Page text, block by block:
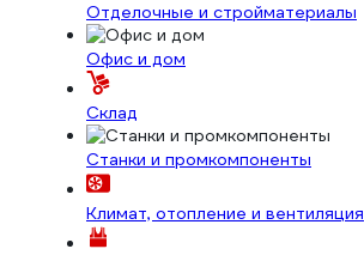
Отделочные и стройматериалы
Офис и дом
Склад
Станки и промкомпоненты
Климат, отопление и вентиляция